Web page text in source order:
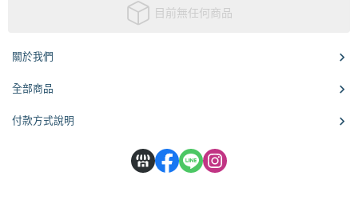
目前無任何商品
關於我們
全部商品
付款方式說明